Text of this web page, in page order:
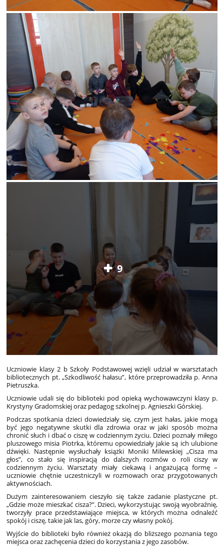
9
Uczniowie klasy 2 b Szkoły Podstawowej wzięli udział w warsztatach
bibliotecznych pt. „Szkodliwość hałasu”, które przeprowadziła p. Anna
Pietruszka.
Uczniowie udali się do biblioteki pod opieką wychowawczyni klasy p.
Krystyny Gradomskiej oraz pedagog szkolnej p. Agnieszki Górskiej.
Podczas spotkania dzieci dowiedziały się, czym jest hałas, jakie mogą
być jego negatywne skutki dla zdrowia oraz w jaki sposób można
chronić słuch i dbać o ciszę w codziennym życiu. Dzieci poznały miłego
pluszowego misia Piotrka, któremu opowiedziały jakie są ich ulubione
dźwięki. Następnie wysłuchały książki Moniki Milewskiej „Cisza ma
głos”, co stało się inspiracją do dalszych rozmów o roli ciszy w
codziennym życiu. Warsztaty miały ciekawą i angażującą formę –
uczniowie chętnie uczestniczyli w rozmowach oraz przygotowanych
aktywnościach.
Dużym zainteresowaniem cieszyło się także zadanie plastyczne pt.
„Gdzie może mieszkać cisza?”. Dzieci, wykorzystując swoją wyobraźnię,
tworzyły prace przedstawiające miejsca, w których można odnaleźć
spokój i ciszę, takie jak las, góry, morze czy własny pokój.
Wyjście do biblioteki było również okazją do bliższego poznania tego
miejsca oraz zachęcenia dzieci do korzystania z jego zasobów.